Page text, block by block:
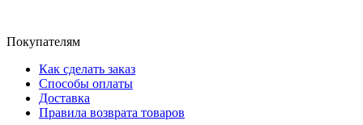
Покупателям
Как сделать заказ
Способы оплаты
Доставка
Правила возврата товаров